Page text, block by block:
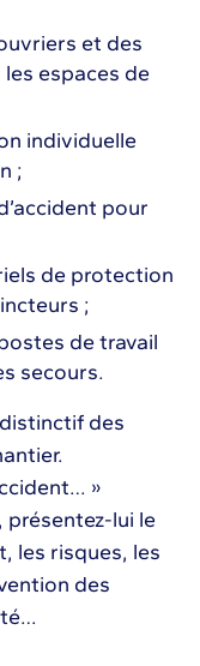
et des
espaces de
individuelle
;
pour
de protection
;
de travail
secours.
des
»
présentez-lui le
les risques, les
des